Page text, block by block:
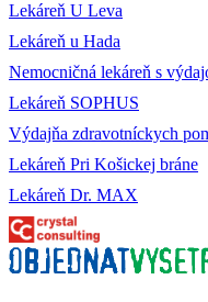
Lekáreň U Leva
Lekáreň u Hada
Nemocničná lekáreň s
Lekáreň SOPHUS
Výdajňa zdravotníckych
Lekáreň Pri Košickej bráne
Lekáreň Dr. MAX